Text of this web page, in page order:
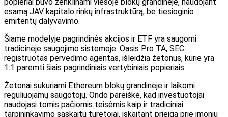
esamą JAV kapitalo rinkų infrastruktūrą, be tiesioginio
emitentų dalyvavimo.
Šiame modelyje pagrindinės akcijos ir ETF yra saugomi
tradicinėje saugojimo sistemoje. Oasis Pro TA, SEC
registruotas pervedimo agentas, išleidžia žetonus, kurie yra
1:1 paremti šiais pagrindiniais vertybiniais popieriais.
Žetonai sukuriami Ethereum blokų grandinėje ir laikomi
reguliuojamų saugotojų. Ondo pareiškė, kad investuotojai
naudojasi tomis pačiomis teisėmis kaip ir tradiciniai
tarpininkavimo sąskaitų turėtojai, įskaitant prieigą prie įmonių